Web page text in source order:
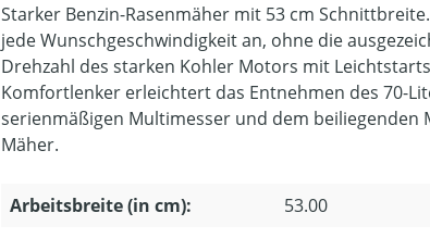
Starker Benzin-Rasenmäher mit 53 cm
jede Wunschgeschwindigkeit an, ohne die
Drehzahl des starken Kohler Motors mit
Komfortlenker erleichtert das Entnehmen des 70-
serienmäßigen Multimesser und dem beiliegenden
Mäher.
Arbeitsbreite (in cm):
53.00